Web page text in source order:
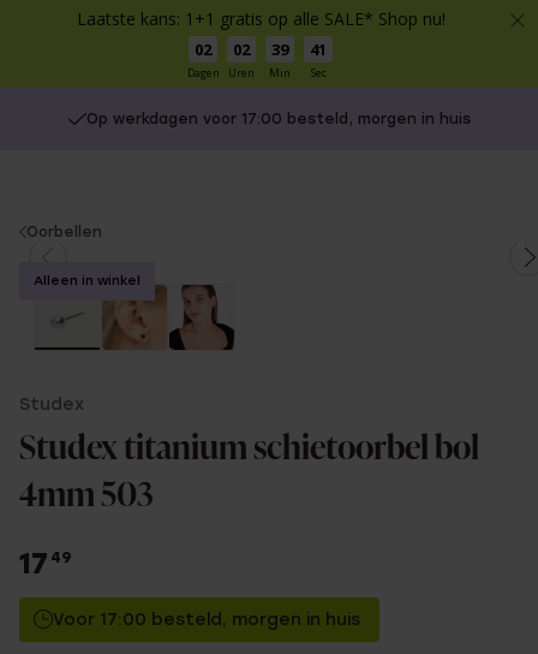
Laatste kans: 1+1 gratis op alle SALE* Shop nu!
02
Dagen
02
Uren
39
Min
41
Sec
Op werkdagen voor 17:00 besteld, morgen in huis
You
here:
Oorbellen
Alleen in winkel
Studex
Studex titanium schietoorbel bol
4mm 503
17 49
Voor 17:00 besteld, morgen in huis